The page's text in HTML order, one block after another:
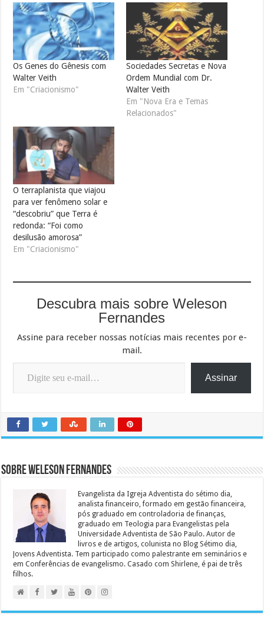
Os Genes do Gênesis com
Walter Veith
Em "Criacionismo"
Sociedades Secretas e Nova
Ordem Mundial com Dr.
Walter Veith
Em "Nova Era e Temas
Relacionados"
O terraplanista que viajou
para ver fenômeno solar e
“descobriu” que Terra é
redonda: “Foi como
desilusão amorosa”
Em "Criacionismo"
Descubra mais sobre Weleson
Fernandes
Assine para receber nossas notícias mais recentes por e-
mail.
Digite seu e-mail…
Assinar
Sobre Weleson Fernandes
Evangelista da Igreja Adventista do sétimo dia,
analista financeiro, formado em gestão financeira,
pós graduado em controladoria de finanças,
graduado em Teologia para Evangelistas pela
Universidade Adventista de São Paulo. Autor de
livros e de artigos, colunista no Blog Sétimo dia,
Jovens Adventista. Tem participado como palestrante em seminários e
em Conferências de evangelismo. Casado com Shirlene, é pai de três
filhos.